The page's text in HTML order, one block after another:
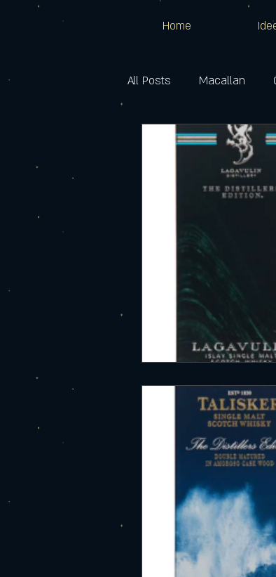
Home
All Posts
Macallan
Cragganmore
Benrinnes